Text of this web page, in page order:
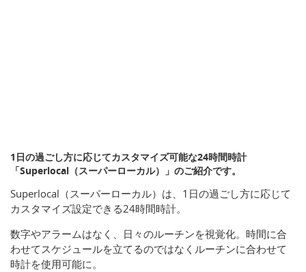
1日の過ごし方に応じてカスタマイズ可能な24時間時計
「Superlocal（スーパーローカル）」のご紹介です。
Superlocal（スーパーローカル）は、1日の過ごし方に応じて
カスタマイズ設定できる24時間時計。
数字やアラームはなく、日々のルーチンを視覚化。時間に合
わせてスケジュールを立てるのではなくルーチンに合わせて
時計を使用可能に。